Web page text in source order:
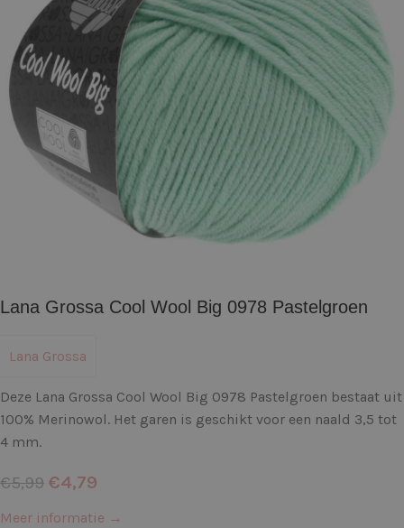
Lana Grossa Cool Wool Big 0978 Pastelgroen
Lana Grossa
Deze Lana Grossa Cool Wool Big 0978 Pastelgroen bestaat uit
100% Merinowol. Het garen is geschikt voor een naald 3,5 tot
4 mm.
€5,99 €4,79
Meer informatie →